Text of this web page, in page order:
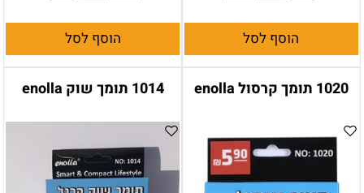
הוסף לסל הוסף לסל
1020 תומך קרסול enolla 1014 תומך שוק enolla